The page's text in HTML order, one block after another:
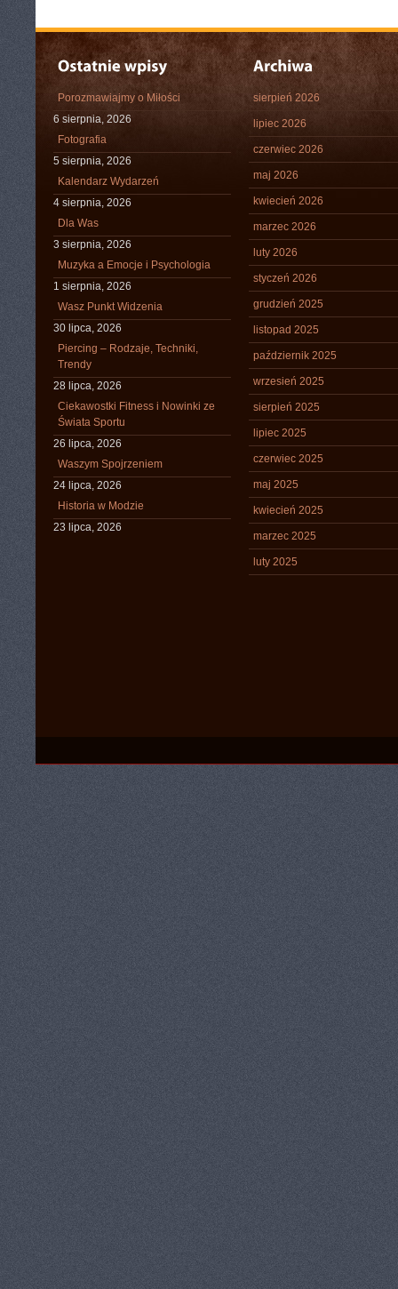
Porozmawiajmy o Miłości
6 sierpnia, 2026
Fotografia
5 sierpnia, 2026
Kalendarz Wydarzeń
4 sierpnia, 2026
Dla Was
3 sierpnia, 2026
Muzyka a Emocje i Psychologia
1 sierpnia, 2026
Wasz Punkt Widzenia
30 lipca, 2026
Piercing – Rodzaje, Techniki,
Trendy
28 lipca, 2026
Ciekawostki Fitness i Nowinki ze
Świata Sportu
26 lipca, 2026
Waszym Spojrzeniem
24 lipca, 2026
Historia w Modzie
23 lipca, 2026
sierpień 2026
lipiec 2026
czerwiec 2026
maj 2026
kwiecień 2026
marzec 2026
luty 2026
styczeń 2026
grudzień 2025
listopad 2025
październik 2025
wrzesień 2025
sierpień 2025
lipiec 2025
czerwiec 2025
maj 2025
kwiecień 2025
marzec 2025
luty 2025